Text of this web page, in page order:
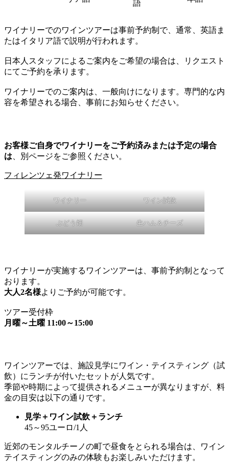
ワイナリーでのワインツアーは事前予約制で、通常、英語ま
たはイタリア語で説明が行われます。
日本人スタッフによるご案内をご希望の場合は、リクエスト
にてご予約を承ります。
ワイナリーでのご案内は、一般向けになります。専門的な内
容を希望される場合、事前にお知らせください。
お客様ご自身でワイナリーをご予約済みまたは予定の場合
は 、別ページをご参照ください。
フィレンツェ発ワイナリー
ワイナリー ワイン試飲
ぶどう畑 生ハム＆チーズ
ワイナリーが実施するワインツアーは、事前予約制となって
おります。
大人2名様よりご予約が可能です。
ツアー受付枠
月曜～土曜 11:00～15:00
ワインツアーでは、施設見学にワイン・テイスティング（試
飲）にランチが付いたセットが人気です。
季節や時期によって提供されるメニューが異なりますが、料
金の目安は以下の通りです。
見学＋ワイン試飲＋ランチ
45～95ユーロ/1人
近郊のモンタルチーノの町で昼食をとられる場合は、ワイン
テイスティングのみの体験もお楽しみいただけます。